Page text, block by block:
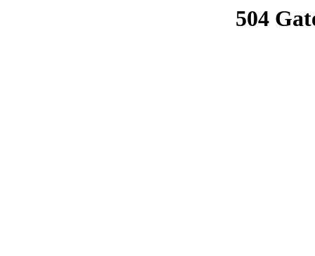
504